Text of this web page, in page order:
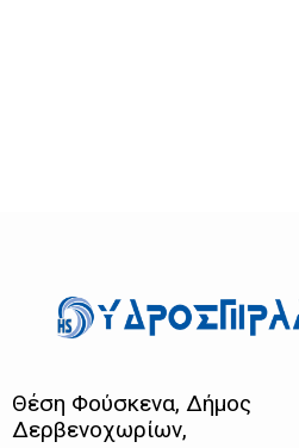
Θέση Φούσκενα, Δήμος
Δερβενοχωρίων,